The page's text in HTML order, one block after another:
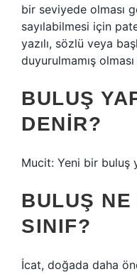
bir seviyede olması
sayılabilmesi için
yazılı, sözlü veya
duyurulmamış
BULUŞ
DENIR?
Mucit: Yeni bir buluş
BULUŞ
SINIF?
İcat, doğada daha